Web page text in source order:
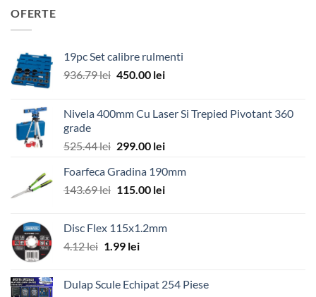
OFERTE
19pc Set calibre rulmenti
936.79lei Prețul
fost:
450.00 leiPrețul
450.00 lei.
Nivela 400mm Cu Laser Si Trepied Pivotant 360
grade
525.44lei Prețul
a
fost:
299.00 leiPrețul
este:
299.00 lei.
Foarfeca Gradina 190mm
143.69lei Prețul
fost:
143.69 lei.
115.00 leiPrețul
115.00 lei.
Disc Flex 115x1.2mm
4.12lei Prețul
fost:
1.99 leiPrețul
1.99 lei.
Dulap Scule Echipat 254 Piese